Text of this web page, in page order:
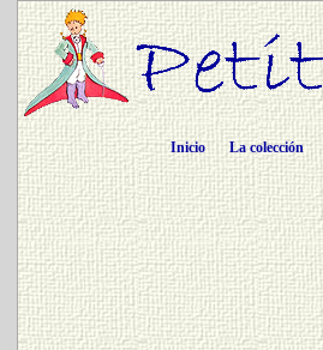
Inicio La colección